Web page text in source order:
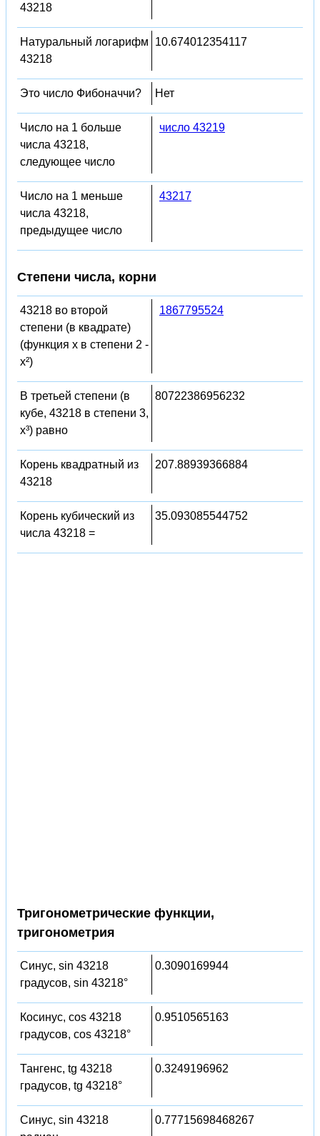
43218
Натуральный логарифм
43218
10.674012354117
Это число Фибоначчи? Нет
Число на 1 больше
числа 43218,
следующее число
число 43219
Число на 1 меньше
числа 43218,
предыдущее число
43217
Степени числа, корни
43218 во второй
степени (в квадрате)
(функция x в степени 2 -
x²)
1867795524
В третьей степени (в
кубе, 43218 в степени 3,
x³) равно
80722386956232
Корень квадратный из
43218
207.88939366884
Корень кубический из
числа 43218 =
35.093085544752
Тригонометрические функции,
тригонометрия
Синус, sin 43218
градусов, sin 43218°
0.3090169944
Косинус, cos 43218
градусов, cos 43218°
0.9510565163
Тангенс, tg 43218
градусов, tg 43218°
0.3249196962
Синус, sin 43218
0.77715698468267